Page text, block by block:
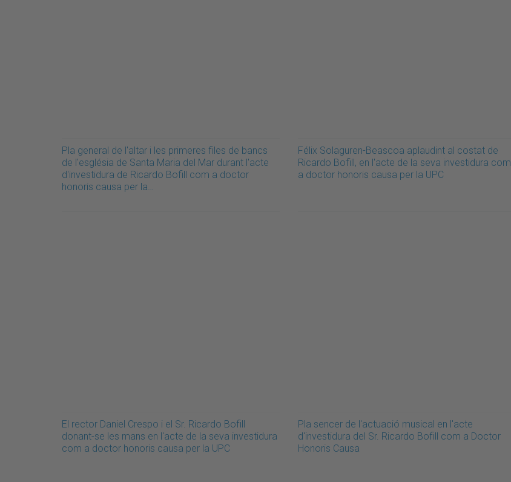
Pla general de l'altar i les primeres files de bancs
de l'església de Santa Maria del Mar durant l'acte
d'investidura de Ricardo Bofill com a doctor
honoris causa per la…
Félix Solaguren-Beascoa aplaudint al costat de
Ricardo Bofill, en l'acte de la seva investidura com
a doctor honoris causa per la UPC
El rector Daniel Crespo i el Sr. Ricardo Bofill
donant-se les mans en l'acte de la seva investidura
com a doctor honoris causa per la UPC
Pla sencer de l'actuació musical en l'acte
d'investidura del Sr. Ricardo Bofill com a Doctor
Honoris Causa